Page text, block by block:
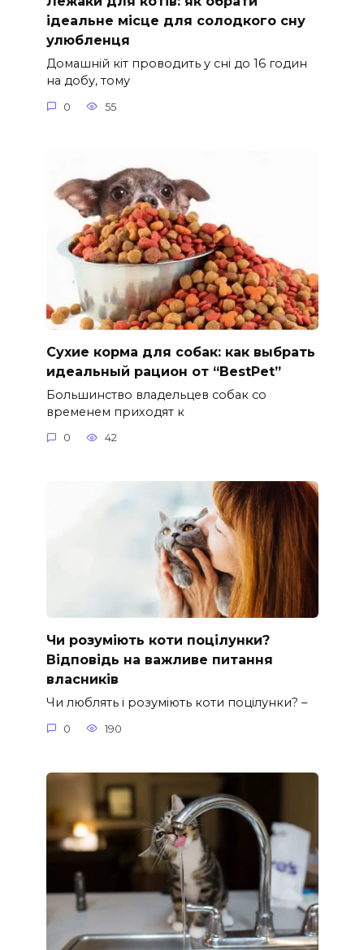
ідеальне місце для солодкого сну
улюбленця
Домашній кіт проводить у сні до 16 годин
на добу, тому
0 55
Сухие корма для собак: как выбрать
идеальный рацион от “BestPet”
Большинство владельцев собак со
временем приходят к
0 42
Чи розуміють коти поцілунки?
Відповідь на важливе питання
власників
Чи люблять і розуміють коти поцілунки? –
0 190